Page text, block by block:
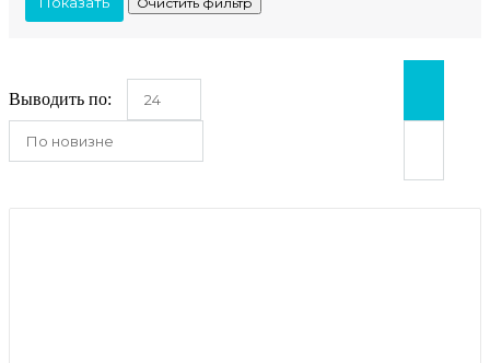
Выводить по: 24
По новизне